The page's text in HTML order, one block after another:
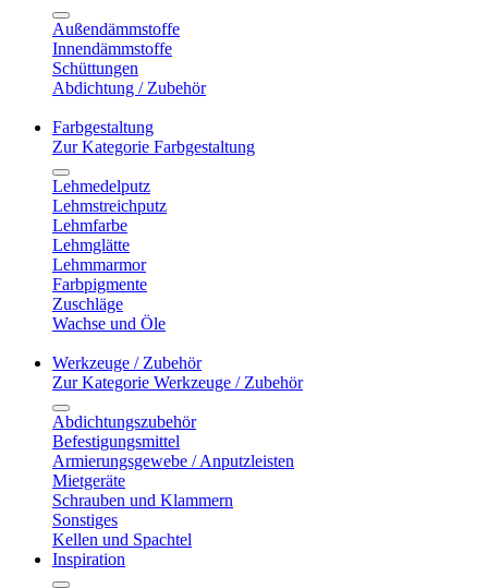
Außendämmstoffe
Innendämmstoffe
Schüttungen
Abdichtung / Zubehör
Farbgestaltung
Zur Kategorie Farbgestaltung
Lehmedelputz
Lehmstreichputz
Lehmfarbe
Lehmglätte
Lehmmarmor
Farbpigmente
Zuschläge
Wachse und Öle
Werkzeuge / Zubehör
Zur Kategorie Werkzeuge / Zubehör
Abdichtungszubehör
Befestigungsmittel
Armierungsgewebe / Anputzleisten
Mietgeräte
Schrauben und Klammern
Sonstiges
Kellen und Spachtel
Inspiration